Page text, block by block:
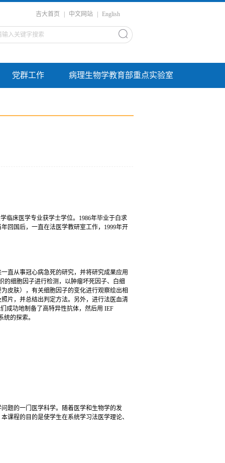
吉大首页 中文网站 English
党群工作 病理生物学教育部重点实验室
临床医学专业获学士学位。1986年毕业于白求
回国后，一直在法医学教研室工作，1999年开
从事冠心病急死的研究，并将研究成果应用
的细胞因子进行检测，以肿瘤坏死因子、白细
皮肤），有关细胞因子的变化进行观察绘出相
片，并总结出判定方法。另外，进行法医血清
成功地制备了高特异性抗体，然后用 IEF
的探索。
的一门医学科学。随着医学和生物学的发
课程的目的是使学生在系统学习法医学理论、